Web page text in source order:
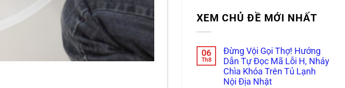
XEM CHỦ ĐỀ MỚI NHẤT
06
Th8
Đừng Vội Gọi Thợ! Hướng
Dẫn Tự Đọc Mã Lỗi H, Nháy
Chìa Khóa Trên Tủ Lạnh
Nội Địa Nhật